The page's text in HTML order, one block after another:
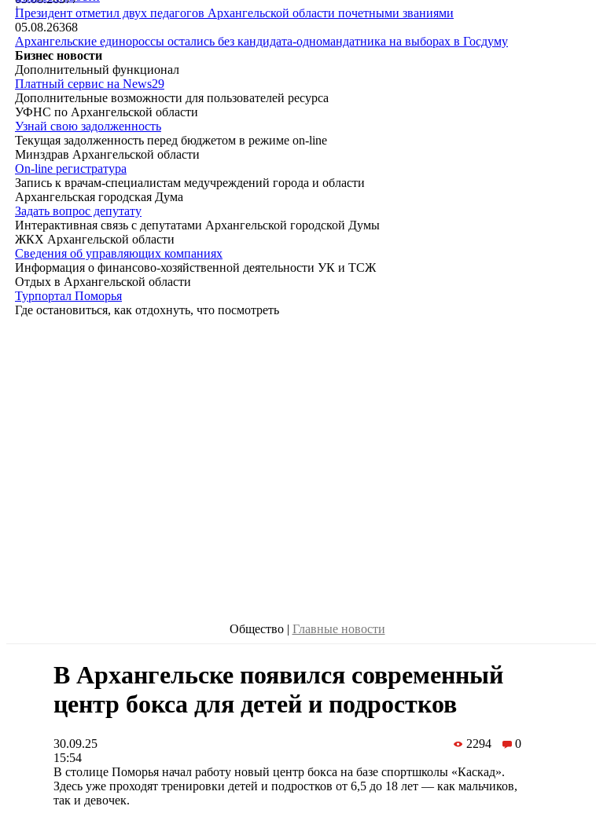
|
Президент отметил двух педагогов Архангельской области почетными званиями
05.08.26368
Архангельские единороссы остались без кандидата-одномандатника на выборах в Госдуму
Бизнес новости
Дополнительный функционал
Платный сервис на News29
Дополнительные возможности для пользователей ресурса
УФНС по Архангельской области
Узнай свою задолженность
Текущая задолженность перед бюджетом в режиме on-line
Минздрав Архангельской области
On-line регистратура
Запись к врачам-специалистам медучреждений города и области
Архангельская городская Дума
Задать вопрос депутату
Интерактивная связь с депутатами Архангельской городской Думы
ЖКХ Архангельской области
Сведения об управляющих компаниях
Информация о финансово-хозяйственной деятельности УК и ТСЖ
Отдых в Архангельской области
Турпортал Поморья
Где остановиться, как отдохнуть, что посмотреть
Общество | Главные новости
В Архангельске появился современный
центр бокса для детей и подростков
30.09.25
15:54
2294 0
В столице Поморья начал работу новый центр бокса на базе спортшколы «Каскад».
Здесь уже проходят тренировки детей и подростков от 6,5 до 18 лет — как мальчиков,
так и девочек.